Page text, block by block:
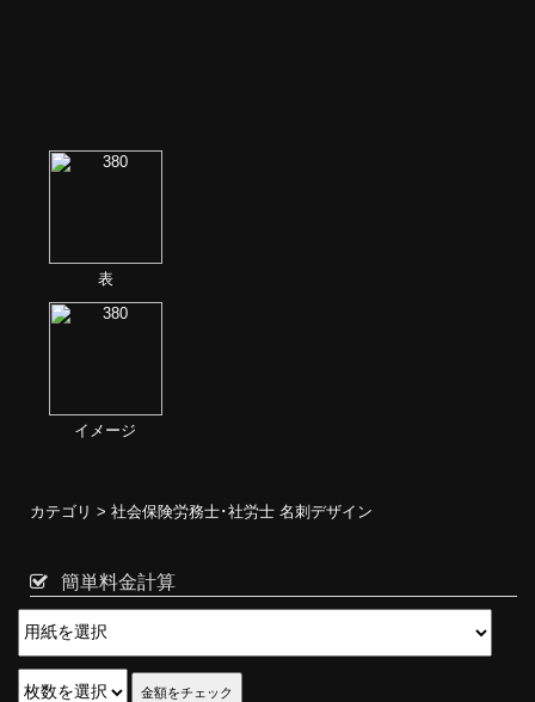
表
イメージ
カテゴリ > 社会保険労務士･社労士 名刺デザイン
簡単料金計算